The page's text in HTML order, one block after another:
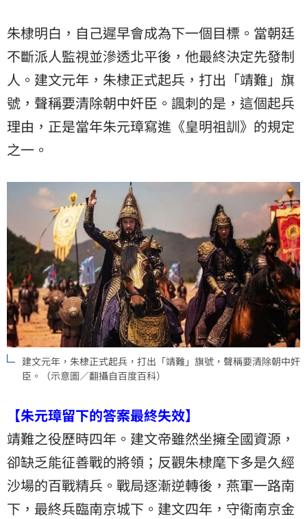
朱棣明白，自己遲早會成為下一個目標。當朝廷
不斷派人監視並滲透北平後，他最終決定先發制
人。建文元年，朱棣正式起兵，打出「靖難」旗
號，聲稱要清除朝中奸臣。諷刺的是，這個起兵
理由，正是當年朱元璋寫進《皇明祖訓》的規定
之一。
建文元年，朱棣正式起兵，打出「靖難」旗號，聲稱要清除朝中奸
臣。（示意圖／翻攝自百度百科）
【朱元璋留下的答案最終失效】
靖難之役歷時四年。建文帝雖然坐擁全國資源，
卻缺乏能征善戰的將領；反觀朱棣麾下多是久經
沙場的百戰精兵。戰局逐漸逆轉後，燕軍一路南
下，最終兵臨南京城下。建文四年，守衛南京金